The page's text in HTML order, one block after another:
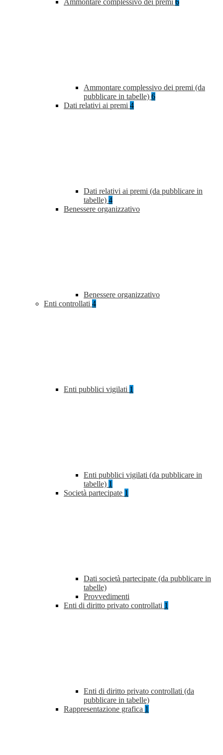
Ammontare complessivo dei premi 6
Ammontare complessivo dei premi (da
pubblicare in tabelle) 6
Dati relativi ai premi 4
Dati relativi ai premi (da pubblicare in
tabelle) 4
Benessere organizzativo
Benessere organizzativo
Enti controllati 4
Enti pubblici vigilati 1
Enti pubblici vigilati (da pubblicare in
tabelle) 1
Società partecipate 1
Dati società partecipate (da pubblicare in
tabelle)
Provvedimenti
Enti di diritto privato controllati 1
Enti di diritto privato controllati (da
pubblicare in tabelle)
Rappresentazione grafica 1